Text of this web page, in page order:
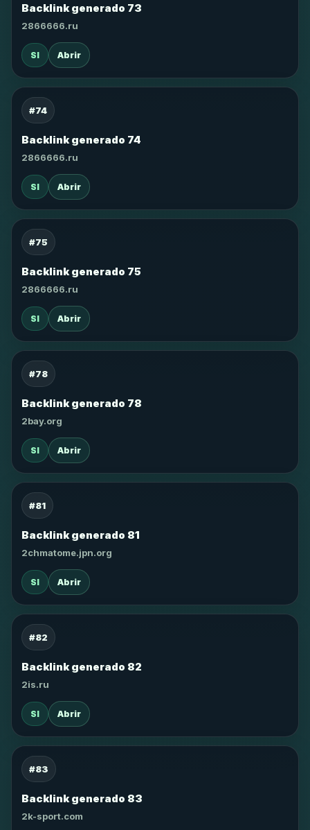
Backlink generado 73
2866666.ru
SI Abrir
#74
Backlink generado 74
2866666.ru
SI Abrir
#75
Backlink generado 75
2866666.ru
SI Abrir
#78
Backlink generado 78
2bay.org
SI Abrir
#81
Backlink generado 81
2chmatome.jpn.org
SI Abrir
#82
Backlink generado 82
2is.ru
SI Abrir
#83
Backlink generado 83
2k-sport.com